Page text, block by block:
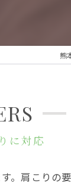
熊
に対応
。肩こりの